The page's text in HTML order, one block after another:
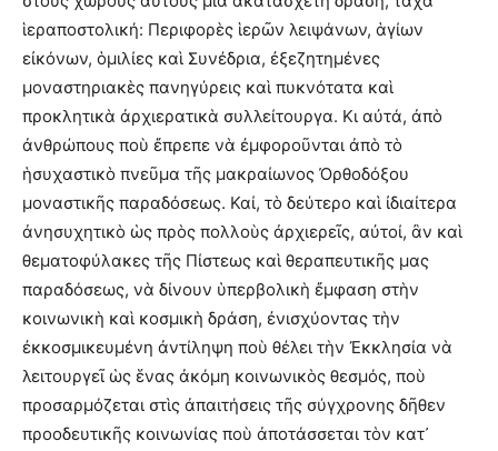
ἱεραποστολική: Περιφορὲς ἱερῶν λειψάνων, ἁγίων
εἰκόνων, ὁμιλίες καὶ Συνέδρια, ἐξεζητημένες
μοναστηριακὲς πανηγύρεις καὶ πυκνότατα καὶ
προκλητικὰ ἀρχιερατικὰ συλλείτουργα. Κι αὐτά, ἀπὸ
ἀνθρώπους ποὺ ἔπρεπε νὰ ἐμφοροῦνται ἀπὸ τὸ
ἡσυχαστικὸ πνεῦμα τῆς μακραίωνος Ὀρθοδόξου
μοναστικῆς παραδόσεως. Καί, τὸ δεύτερο καὶ ἰδιαίτερα
ἀνησυχητικὸ ὡς πρὸς πολλοὺς ἀρχιερεῖς, αὐτοί, ἂν καὶ
θεματοφύλακες τῆς Πίστεως καὶ θεραπευτικῆς μας
παραδόσεως, νὰ δίνουν ὑπερβολικὴ ἔμφαση στὴν
κοινωνικὴ καὶ κοσμικὴ δράση, ἐνισχύοντας τὴν
ἐκκοσμικευμένη ἀντίληψη ποὺ θέλει τὴν Ἐκκλησία νὰ
λειτουργεῖ ὡς ἕνας ἀκόμη κοινωνικὸς θεσμός, ποὺ
προσαρμόζεται στὶς ἀπαιτήσεις τῆς σύγχρονης δῆθεν
προοδευτικῆς κοινωνίας ποὺ ἀποτάσσεται τὸν κατ᾽